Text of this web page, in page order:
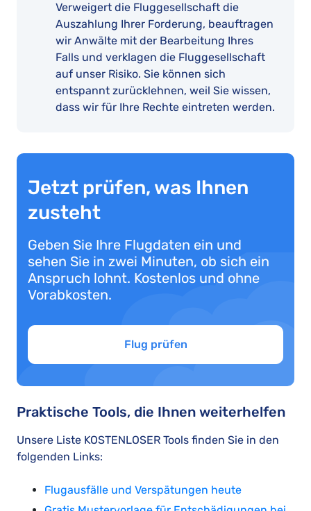
Verweigert die Fluggesellschaft die
Auszahlung Ihrer Forderung, beauftragen
wir Anwälte mit der Bearbeitung Ihres
Falls und verklagen die Fluggesellschaft
auf unser Risiko. Sie können sich
entspannt zurücklehnen, weil Sie wissen,
dass wir für Ihre Rechte eintreten werden.
Jetzt prüfen, was Ihnen
zusteht
Geben Sie Ihre Flugdaten ein und
sehen Sie in zwei Minuten, ob sich ein
Anspruch lohnt. Kostenlos und ohne
Vorabkosten.
Flug prüfen
Praktische Tools, die Ihnen weiterhelfen
Unsere Liste KOSTENLOSER Tools finden Sie in den
folgenden Links:
Flugausfälle und Verspätungen heute